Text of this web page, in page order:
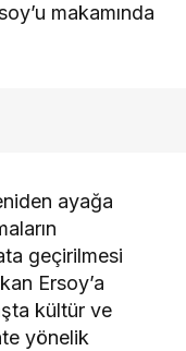
makamında
ayağa
geçirilmesi
Ersoy’a
kültür ve
yönelik